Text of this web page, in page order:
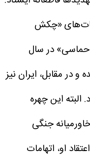
«چکش
در سال
و در مقابل، ایران نیز
البته این چهره
جنگی
او، اتهامات